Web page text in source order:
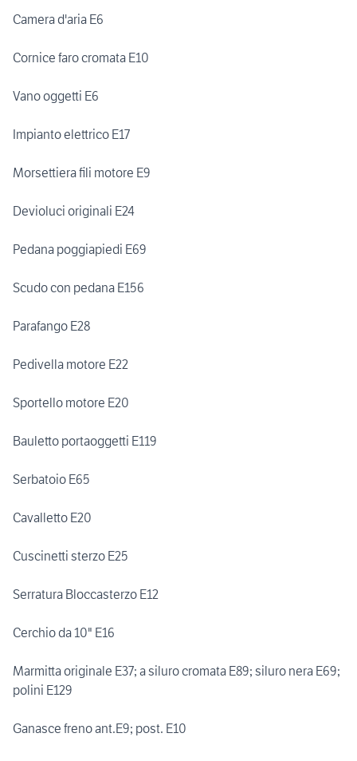
Camera d'aria E6
Cornice faro cromata E10
Vano oggetti E6
Impianto elettrico E17
Morsettiera fili motore E9
Devioluci originali E24
Pedana poggiapiedi E69
Scudo con pedana E156
Parafango E28
Pedivella motore E22
Sportello motore E20
Bauletto portaoggetti E119
Serbatoio E65
Cavalletto E20
Cuscinetti sterzo E25
Serratura Bloccasterzo E12
Cerchio da 10" E16
Marmitta originale E37; a siluro cromata E89; siluro nera E69;
polini E129
Ganasce freno ant.E9; post. E10